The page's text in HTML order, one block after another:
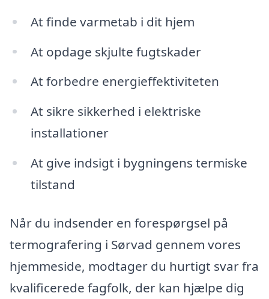
At finde varmetab i dit hjem
At opdage skjulte fugtskader
At forbedre energieffektiviteten
At sikre sikkerhed i elektriske
installationer
At give indsigt i bygningens termiske
tilstand
Når du indsender en forespørgsel på
termografering i Sørvad gennem vores
hjemmeside, modtager du hurtigt svar fra
kvalificerede fagfolk, der kan hjælpe dig